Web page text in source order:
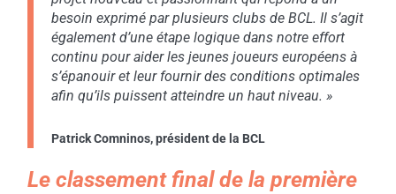
besoin exprimé par plusieurs clubs de BCL. Il s’agit
également d’une étape logique dans notre effort
continu pour aider les jeunes joueurs européens à
s’épanouir et leur fournir des conditions optimales
afin qu’ils puissent atteindre un haut niveau. »
Patrick Comninos, président de la BCL
Le classement final de la première